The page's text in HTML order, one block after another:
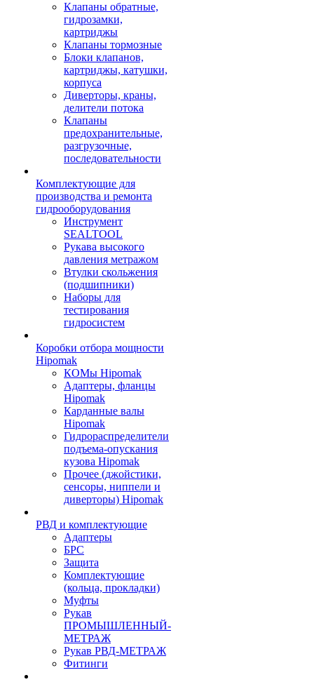
Клапаны обратные,
гидрозамки,
картриджы
Клапаны тормозные
Блоки клапанов,
картриджы, катушки,
корпуса
Диверторы, краны,
делители потока
Клапаны
предохранительные,
разгрузочные,
последовательности
Комплектующие для
производства и ремонта
гидрооборудования
Инструмент
SEALTOOL
Рукава высокого
давления метражом
Втулки скольжения
(подшипники)
Наборы для
тестирования
гидросистем
Коробки отбора мощности
Hipomak
КОМы Hipomak
Адаптеры, фланцы
Hipomak
Карданные валы
Hipomak
Гидрораспределители
подъема-опускания
кузова Hipomak
Прочее (джойстики,
сенсоры, ниппели и
диверторы) Hipomak
РВД и комплектующие
Адаптеры
БРС
Защита
Комплектующие
(кольца, прокладки)
Муфты
Рукав
ПРОМЫШЛЕННЫЙ-
МЕТРАЖ
Рукав РВД-МЕТРАЖ
Фитинги